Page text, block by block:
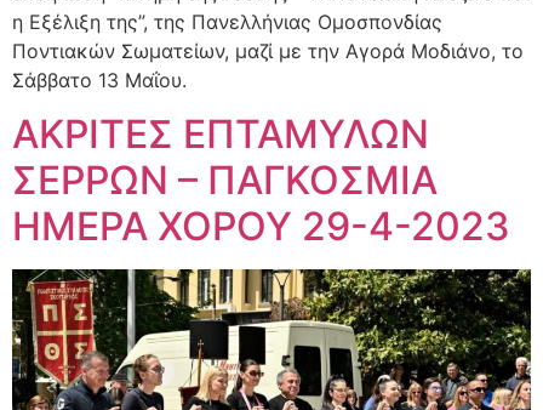
η Εξέλιξη της”, της Πανελλήνιας Ομοσπονδίας
Ποντιακών Σωματείων, μαζί με την Αγορά Μοδιάνο, το
Σάββατο 13 Μαΐου.
ΑΚΡΙΤΕΣ ΕΠΤΑΜΥΛΩΝ
ΣΕΡΡΩΝ – ΠΑΓΚΟΣΜΙΑ
ΗΜΕΡΑ ΧΟΡΟΥ 29-4-2023